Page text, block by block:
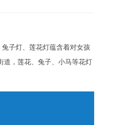
子灯、莲花灯蕴含着对女孩
道，莲花、兔子、小马等花灯